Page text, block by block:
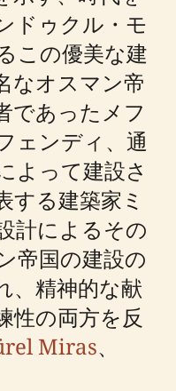
ドゥクル・モ
この優美な建
なオスマン帝
であったメフ
ェンディ、通
よって建設さ
する建築家ミ
計によるその
帝国の建設の
、精神的な献
性の両方を反
Miras、